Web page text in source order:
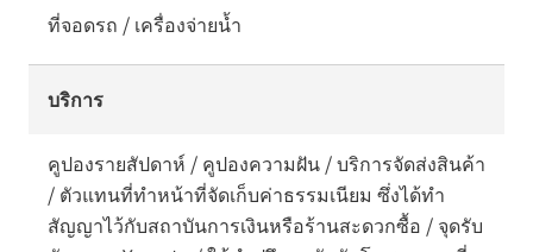
ที่จอดรถ / เครื่องจ่ายน้ำ
บริการ
คูปองรายสัปดาห์ / คูปองความฝัน / บริการจัดส่งสินค้า
/ ตัวแทนที่ทำหน้าที่จัดเก็บค่าธรรมเนียม ซึ่งได้ทำ
สัญญาไว้กับสถาบันการเงินหรือร้านสะดวกซื้อ / จุดรับ